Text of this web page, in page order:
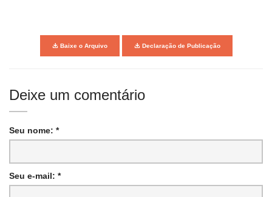
Baixe o Arquivo Declaração de Publicação
Deixe um comentário
Seu nome: *
Seu e-mail: *